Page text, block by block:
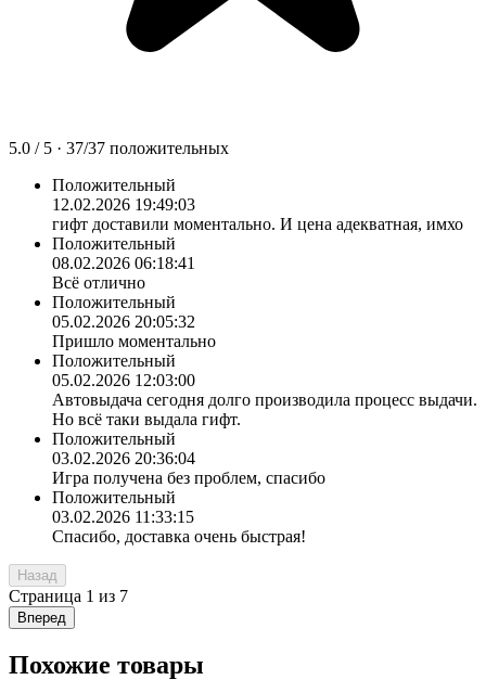
5.0 / 5 · 37/37 положительных
Положительный
12.02.2026 19:49:03
гифт доставили моментально. И цена адекватная, имхо
Положительный
08.02.2026 06:18:41
Всё отлично
Положительный
05.02.2026 20:05:32
Пришло моментально
Положительный
05.02.2026 12:03:00
Автовыдача сегодня долго производила процесс выдачи.
Но всё таки выдала гифт.
Положительный
03.02.2026 20:36:04
Игра получена без проблем, спасибо
Положительный
03.02.2026 11:33:15
Спасибо, доставка очень быстрая!
Назад
Страница 1 из 7
Вперед
Похожие товары